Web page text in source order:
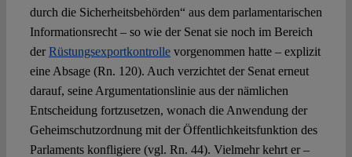
durch die Sicherheitsbehörden“ aus dem parlamentarischen
Informationsrecht – so wie der Senat sie noch im Bereich
derRüstungsexportkontrollevorgenommen hatte – explizit
eine Absage (Rn. 120). Auch verzichtet der Senat erneut
darauf, seine Argumentationslinie aus der nämlichen
Entscheidung fortzusetzen, wonach die Anwendung der
Geheimschutzordnung mit der Öffentlichkeitsfunktion des
Parlaments konfligiere (vgl. Rn. 44). Vielmehr kehrt er –